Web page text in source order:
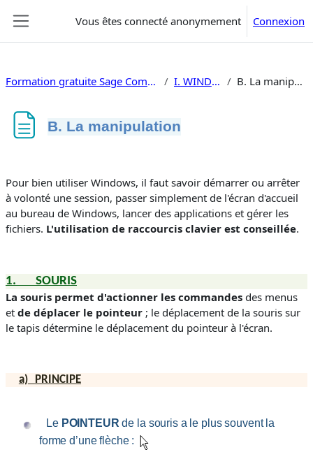
Vous êtes connecté anonymement Connexion
Formation gratuite Sage Compta 100 i7 I. WINDOWS B. La manipulation
B. La manipulation
Pour bien utiliser Windows, il faut savoir démarrer ou arrêter
à volonté une session, passer simplement de l'écran d'accueil
au bureau de Windows, lancer des applications et gérer les
fichiers. L'utilisation de raccourcis clavier est conseillée.
1. SOURIS
La souris permet d'actionner les commandes des menus
et de déplacer le pointeur ; le déplacement de la souris sur
le tapis détermine le déplacement du pointeur à l'écran.
a) PRINCIPE
Le POINTEUR de la souris a le plus souvent la
forme d’une flèche :